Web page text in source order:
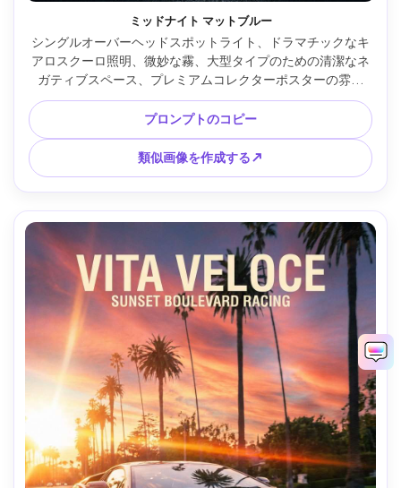
ミッドナイト マットブルー
シングルオーバーヘッドスポットライト、ドラマチックなキ
アロスクーロ照明、微妙な霧、大型タイプのための清潔なネ
ガティブスペース、プレミアムコレクターポスターの雰囲
気、フォトリアルなペイントとタイヤの質感を備えた暗い環
境のマットなミッドナイトブルーのスーパーカー、85mm、
f/2.8、リッチブラック、シャープなエッジで撮影 --ar 4:5
プロンプトのコピー
類似画像を作成する↗